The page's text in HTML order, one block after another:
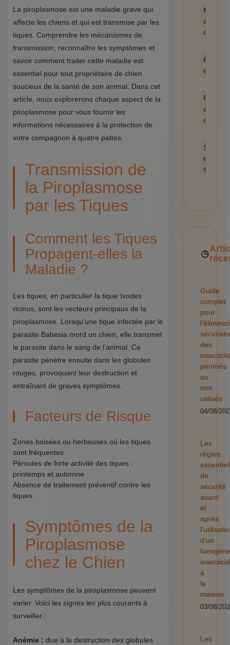
La piroplasmose est une maladie grave qui
affecte les chiens et qui est transmise par les
tiques. Comprendre les mécanismes de
transmission, reconnaître les symptômes et
savoir comment traiter cette maladie est
essentiel pour tout propriétaire de chien
soucieux de la santé de son animal. Dans cet
article, nous explorerons chaque aspect de la
piroplasmose pour vous fournir les
informations nécessaires à la protection de
votre compagnon à quatre pattes.
Transmission de
la Piroplasmose
par les Tiques
Comment les Tiques
Propagent-elles la
Maladie ?
Les tiques, en particulier la tique Ixodes
ricinus, sont les vecteurs principaux de la
piroplasmose. Lorsqu'une tique infectée par le
parasite Babesia mord un chien, elle transmet
le parasite dans le sang de l'animal. Ce
parasite pénètre ensuite dans les globules
rouges, provoquant leur destruction et
entraînant de graves symptômes.
Facteurs de Risque
Zones boisées ou herbeuses où les tiques
sont fréquentes
Périodes de forte activité des tiques :
printemps et automne
Absence de traitement préventif contre les
tiques
Symptômes de la
Piroplasmose
chez le Chien
Les symptômes de la piroplasmose peuvent
varier. Voici les signes les plus courants à
surveiller :
Anémie : due à la destruction des globules
anti-
cafards
et
Produit
anti
cafards
Santé
et
sécurité
Guide
complet
pour
des
périmés
ou
non
utilisés
04/08/
Les
règles
de
sécurité
avant
et
après
d'un
fumigène
à
la
maison
03/08/
Les